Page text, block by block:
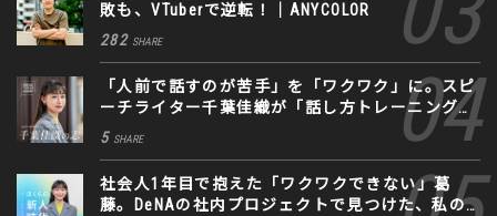
敗も、VTuberで逆転！｜ANYCOLOR
282 SHARE
「人前で話すのが苦手」を「ワクワク」に。スピ
ーチライター千葉佳織が「話し方トレーニング」
に込めた思い
5 SHARE
社会人1年目で抱えた「ワクワクできない」葛
藤。DeNAの社内プロジェクトで見つけた、私の